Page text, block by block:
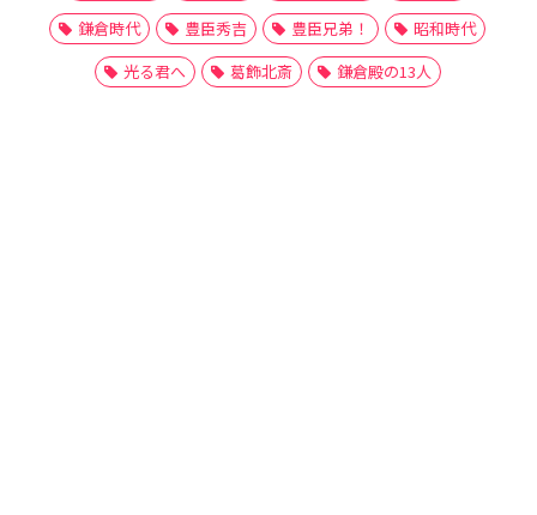
鎌倉時代
豊臣秀吉 豊臣兄弟！
昭和時代
光る君へ
葛飾北斎 鎌倉殿の13人